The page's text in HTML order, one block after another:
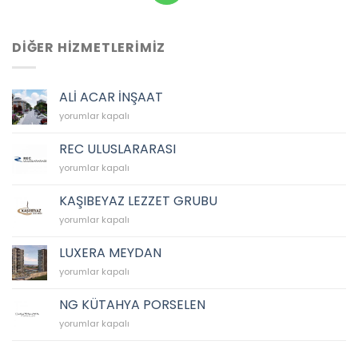
DİĞER HİZMETLERİMİZ
ALİ ACAR İNŞAAT
ALİ
İNŞAAT
için
yorumlar kapalı
REC ULUSLARARASI
REC
için
yorumlar kapalı
KAŞIBEYAZ LEZZET GRUBU
KAŞIBEYAZ
GRUBU
için
yorumlar kapalı
LUXERA MEYDAN
LUXERA
için
yorumlar kapalı
NG KÜTAHYA PORSELEN
NG
yorumlar kapalı